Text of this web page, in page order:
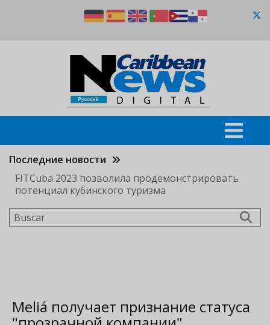
Последние новости
FITCuba 2023 позволила продемонстрировать
потенциал кубинского туризма
Buscar
Meliá получает признание статуса